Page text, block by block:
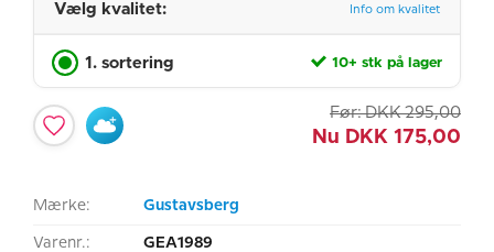
Vælg kvalitet: Info om kvalitet
1. sortering 10+ stk på lager
Før: DKK 295,00
Nu DKK 175,00
Mærke: Gustavsberg
Varenr.: GEA1989